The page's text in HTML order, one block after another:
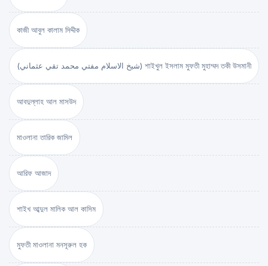
কাজী আবুল কালাম সিদ্দীক
(شيخ الاسلام مفتي محمد تقي عثماني) শাইখুল ইসলাম মুফতী মুহাম্মদ তকী উসমানী
আবদুল্লাহ আল মাসউদ
মাওলানা তারিক জামিল
আরিফ আজাদ
শাইখ আব্দুল মালিক আল কাসিম
মুফতী মাওলানা মনসূরুল হক